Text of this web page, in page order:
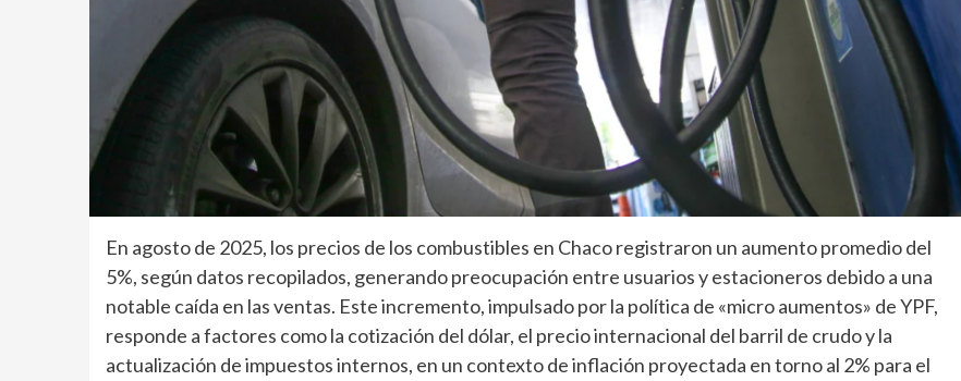
En agosto de 2025, los precios de los combustibles en Chaco registraron un aumento promedio del
5%, según datos recopilados, generando preocupación entre usuarios y estacioneros debido a una
notable caída en las ventas. Este incremento, impulsado por la política de «micro aumentos» de YPF,
responde a factores como la cotización del dólar, el precio internacional del barril de crudo y la
actualización de impuestos internos, en un contexto de inflación proyectada en torno al 2% para el